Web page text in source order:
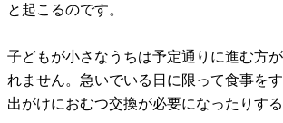
と起こるのです。
子どもが小さなうちは予定通りに進む方
れません。急いでいる日に限って食事をす
出がけにおむつ交換が必要になったりする